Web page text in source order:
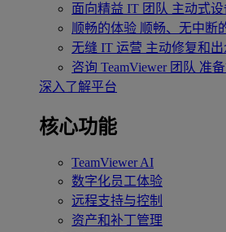
面向精益 IT 团队 主动式
顺畅的体验 顺畅、无中断
无缝 IT 运营 主动修复和
咨询 TeamViewer 团队 准
深入了解平台
核心功能
TeamViewer AI
数字化员工体验
远程支持与控制
资产和补丁管理